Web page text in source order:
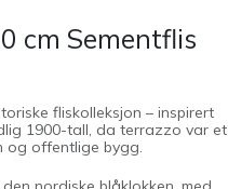
cm Sementflis
fliskolleksjon – inspirert
1900-tall, da terrazzo var et
og offentlige bygg.